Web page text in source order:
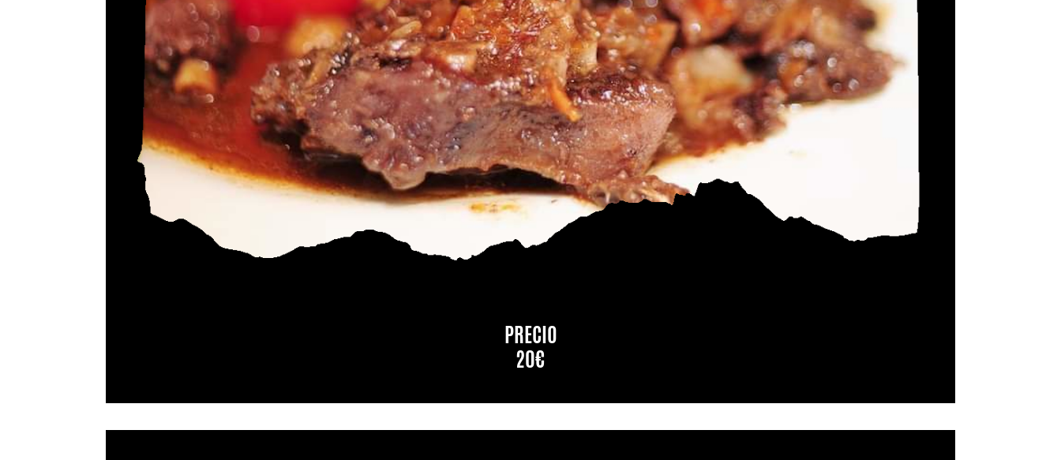
PRECIO
20€